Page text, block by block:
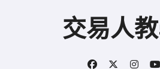
交易人